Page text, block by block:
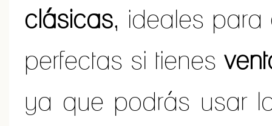
clásicas, ideales para
perfectas si tienes
ya que podrás usar